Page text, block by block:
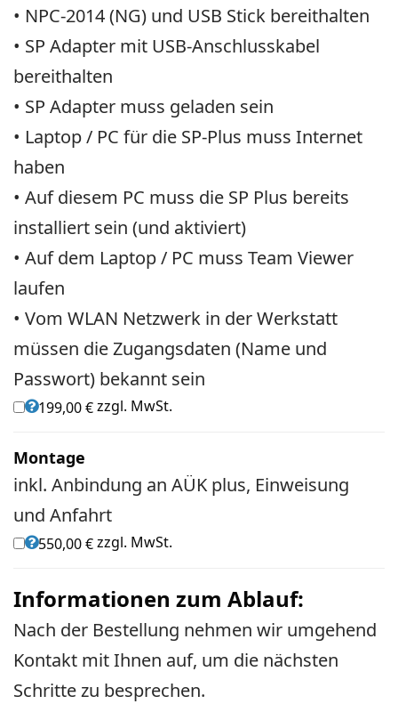
• NPC-2014 (NG) und USB Stick bereithalten
• SP Adapter mit USB-Anschlusskabel
bereithalten
• SP Adapter muss geladen sein
• Laptop / PC für die SP-Plus muss Internet
haben
• Auf diesem PC muss die SP Plus bereits
installiert sein (und aktiviert)
• Auf dem Laptop / PC muss Team Viewer
laufen
• Vom WLAN Netzwerk in der Werkstatt
müssen die Zugangsdaten (Name und
Passwort) bekannt sein
199,00 €zzgl. MwSt.
Montage
inkl. Anbindung an AÜK plus, Einweisung
und Anfahrt
550,00 €zzgl. MwSt.
Informationen zum Ablauf:
Nach der Bestellung nehmen wir umgehend
Kontakt mit Ihnen auf, um die nächsten
Schritte zu besprechen.